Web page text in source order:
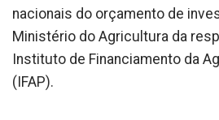
nacionais do orçamento de
Ministério do Agricultura da
Instituto de Financiamento da
(IFAP).